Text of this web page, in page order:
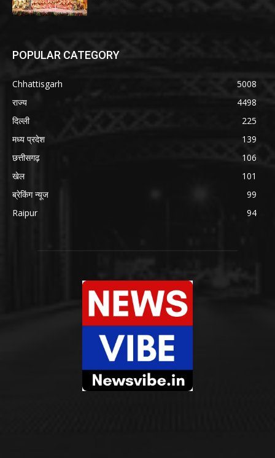
POPULAR CATEGORY
Chhattisgarh
5008
राज्य
4498
दिल्ली
225
मध्य प्रदेश
139
छत्तीसगढ़
106
खेल
101
ब्रेकिंग न्यूज
99
Raipur
94